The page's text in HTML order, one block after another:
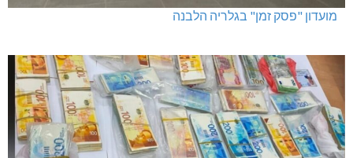
מועדון "פסק זמן" בגלריה הלבנה